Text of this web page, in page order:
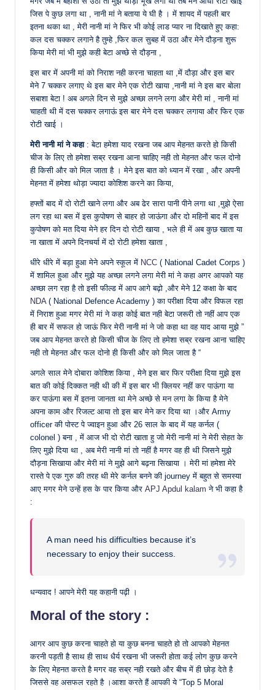
जिस पे कुछ लगा था , नानी मां ने बताया ये घी है । में शायद में पहली बार
इतना थका था , मेरी नानी मां ने फिर भी कोई लाड प्यार ना दिखाते हुए कहा:
कल दस चक्कर लगाने है तुम्हे ,फिर कल सुबह में उठा और मेने दौड़ना शुरू
किया मेरी मां भी मुझे कही बेटा अच्छे से दौड़ना ,
इस बार में अपनी मां को निराश नही करना चाहता था ,में दौड़ा और इस बार
मेने 7 चक्कर लगाए थे इस बार मेने एक रोटी खाया ,नानी मां ने इस बार बोला
सबाशा बेटा ! अब अगले दिन से मुझे अच्छा लगने लगा और मेरी मां , नानी मां
चाहती थी में दस चक्कर लगाऊं इस बार मेने दस चक्कर लगाया और फिर एक
रोटी खाई ।
मेरी नानी मां ने कहा: बेटा हमेशा याद रखना जब आप मेहनत करते हो किसी
चीज के लिए तो हमेशा सब्र रखना आना चाहिए नही तो मेहनत और फल दोनो
ही किसी और को मिल जाता है । मेने इस बात को ध्यान में रखा , और अपनी
मेहनत में हमेशा थोड़ा ज्यादा कोशिश करने का किया,
हफ्तों बाद में दो रोटी खाने लगा और अब ढेर सारा पानी पीने लगा था ,मुझे ऐसा
लग रहा था बस में इस कुपोषण से बाहर हो जाऊंगा और दो महिनों बाद में इस
कुपोषण को मत दिया मेने हर दिन दो रोटी खाया , भले ही में अब कुछ खाता या
ना खाता में अपने दिनचर्या में दो रोटी हमेशा खाता ,
धीरे धीरे में बड़ा हुआ मेने अपने स्कूल में NCC ( National Cadet Corps )
में शामिल हुआ और मुझे यह अच्छा लगने लगा मेरी मां ने कहा अगर आपको यह
अच्छा लग रहा है तो इसी फील्ड में आप आगे बढ़ो ,और मेने 12 कक्षा के बाद
NDA ( National Defence Academy ) का परीक्षा दिया और विफल रहा
में निराश हुआ मगर मेरी मां ने कहा कोई बात नही बेटा जरूरी तो नहीं आप एक
ही बार में सफल हो जाऊं फिर मेरी नानी मां ने जो कहा था वह याद आया मुझे ”
जब आप मेहनत करते हो किसी चीज के लिए तो हमेशा सब्र रखना आना चाहिए
नही तो मेहनत और फल दोनो ही किसी और को मिल जाता है “
अगले साल मेने दोबारा कोशिश किया , मेने इस बार फिर परीक्षा दिया मुझे इस
बात की कोई दिक्कत नही थी की में इस बार भी क्लियर नहीं कर पाऊंगा या
कर पाऊंगा बस में इतना जानता था मेने अच्छे से मन लगा के किया है मेने
अपना काम और रिजल्ट आया तो इस बार मेने कर दिया था ।और Army
officer की पोस्ट पे ज्वाइन हुआ और 26 साल के बाद में यह कर्नल (
colonel ) बना , में आज भी दो रोटी खाता हु जो मेरी नानी मां ने मेरी सेहत के
लिए मुझे दिया था , अब मेरी नानी मां तो नहीं है मगर वह ही थी जिसने मुझे
दौड़ना सिखाया और मेरी मां ने मुझे आगे बढ़ना सिखाया । मेरी मां हमेशा मेरे
रास्ते पे एक गुरु की तरह थी मेरे कर्नल बनने की journey में बहुत से समस्या
आए मगर मेने उन्हें हस के पार किया और APJ Apdul kalam ने भी कहा है
:
A man need his difficulties because it’s
necessary to enjoy their success.
धन्यवाद ! आपने मेरी यह कहानी पढ़ी ।
Moral of the story :
आगर आप कुछ करना चाहते हो या कुछ बनना चाहते हो तो आपको मेहनत
करनी पड़ती है साथ ही साथ धैर्य रखना भी जरूरी होता कई लोग कुछ करने
के लिए मेहनत करते है मगर वह सब्र नही रखते और बीच में ही छोड़ देते है
जिससे वह असफल रहते है ।आशा करते हैं आपकी ये “Top 5 Moral